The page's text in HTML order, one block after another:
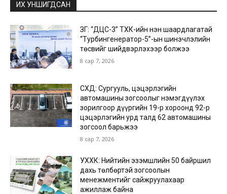
ИХ УНШИГДСАН
ЗГ: “ДЦС-3” ТӨХК-ийн нэн шаардлагатай
“Турбингенератор-5”-ын шинэчлэлийн
төсвийг шийдвэрлэхээр болжээ
8 сар 7, 2026
СХД: Сургууль, цэцэрлэгийн
автомашины зогсоолыг нэмэгдүүлэх
зорилгоор дүүргийн 19-р хороонд 92-р
цэцэрлэгийн урд талд 62 автомашины
зогсоол барьжээ
8 сар 7, 2026
УХХК: Нийтийн эзэмшлийн 50 байршил
дахь төлбөртэй зогсоолын
менежментийг сайжруулахаар
ажиллаж байна